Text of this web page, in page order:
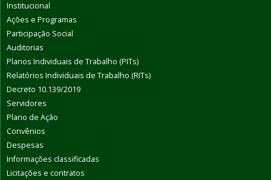
Institucional
Ações e Programas
Participação Social
Auditorias
Planos Individuais de Trabalho (PITs)
Relatórios Individuais de Trabalho (RITs)
Decreto 10.139/2019
Servidores
Plano de Ação
Convênios
Despesas
Informações classificadas
Licitações e contratos